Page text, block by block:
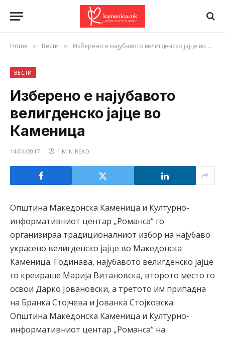
Home » Вести » Изберено е најубавото велигденско јајце во Каменица
ВЕСТИ
Изберено е најубавото
велигденско јајце во
Каменица
14/04/2017 1 MIN READ
Општина Македонска Каменица и Културно-
информативниот центар „Романса“ го
организираа традиционалниот избор на најубаво
украсено велигденско јајце во Македонска
Каменица. Годинава, најубавото велигденско јајце
го креираше Марија Витановска, второто место го
освои Дарко Јовановски, а третото им припадна
на Бранка Стојчева и Јованка Стојковска.
Општина Македонска Каменица и Културно-
информативниот центар „Романса“ на